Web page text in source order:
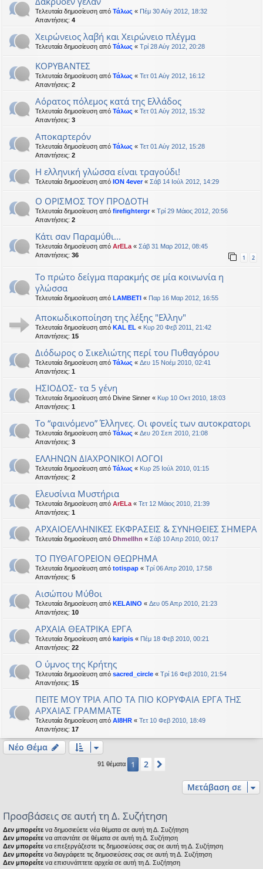
Τελευταία δημοσίευση από Τάλως « Πέμ 30 Αύγ 2012, 18:32
Απαντήσεις: 4
Χειρώνειος λαβή και Χειρώνειο πλέγμα
Τελευταία δημοσίευση από Τάλως « Τρί 28 Αύγ 2012, 20:28
ΚΟΡΥΒΑΝΤΕΣ
Τελευταία δημοσίευση από Τάλως « Τετ 01 Αύγ 2012, 16:12
Απαντήσεις: 2
Αόρατος πόλεμος κατά της Ελλάδος
Τελευταία δημοσίευση από Τάλως « Τετ 01 Αύγ 2012, 15:32
Απαντήσεις: 3
Αποκαρτερόν
Τελευταία δημοσίευση από Τάλως « Τετ 01 Αύγ 2012, 15:28
Απαντήσεις: 2
Η ελληνική γλώσσα είναι τραγούδι!
Τελευταία δημοσίευση από ION 4ever« Σάβ 14 Ιούλ 2012, 14:29
Ο ΟΡΙΣΜΟΣ ΤΟΥ ΠΡΟΔΟΤΗ
Τελευταία δημοσίευση από firefightergr« Τρί 29 Μάιος 2012, 20:56
Απαντήσεις: 2
Κάτι σαν Παραμύθι...
Τελευταία δημοσίευση από ArELa « Σάβ 31 Μαρ 2012, 08:45
Απαντήσεις: 36 1 2
Το πρώτο δείγμα παρακμής σε μία κοινωνία η
γλώσσα
Τελευταία δημοσίευση από LAMBETI « Παρ 16 Μαρ 2012, 16:55
Αποκωδικοποίηση της λέξης "Ελλην"
Τελευταία δημοσίευση από KAL EL « Κυρ 20 Φεβ 2011, 21:42
Απαντήσεις: 15
Διόδωρος ο Σικελιώτης περί του Πυθαγόρου
Τελευταία δημοσίευση από Τάλως « Δευ 15 Νοέμ 2010, 02:41
Απαντήσεις: 1
ΗΣΙΟΔΟΣ- τα 5 γένη
Τελευταία δημοσίευση από Divine Sinner « Κυρ 10 Οκτ 2010, 18:03
Απαντήσεις: 1
Το “φαινόμενο” Έλληνες. Οι φονείς των αυτοκρατορι
Τελευταία δημοσίευση από Τάλως « Δευ 20 Σεπ 2010, 21:08
Απαντήσεις: 3
ΕΛΛΗΝΩΝ ΔΙΑΧΡΟΝΙΚΟΙ ΛΟΓΟΙ
Τελευταία δημοσίευση από Τάλως « Κυρ 25 Ιούλ 2010, 01:15
Απαντήσεις: 2
Ελευσίνια Μυστήρια
Τελευταία δημοσίευση από ArELa « Τετ 12 Μάιος 2010, 21:39
Απαντήσεις: 1
ΑΡΧΑΙΟΕΛΛΗΝΙΚΕΣ ΕΚΦΡΑΣΕΙΣ & ΣΥΝΗΘΕΙΕΣ ΣΗΜΕΡΑ
Τελευταία δημοσίευση από Dhmellhn « Σάβ 10 Απρ 2010, 00:17
ΤΟ ΠΥΘΑΓΟΡΕΙΟΝ ΘΕΩΡΗΜΑ
Τελευταία δημοσίευση από totispap « Τρί 06 Απρ 2010, 17:58
Απαντήσεις: 5
Αισώπου Μύθοι
Τελευταία δημοσίευση από KELAINO « Δευ 05 Απρ 2010, 21:23
Απαντήσεις: 10
ΑΡΧΑΙΑ ΘΕΑΤΡΙΚΑ ΕΡΓΑ
Τελευταία δημοσίευση από karipis « Πέμ 18 Φεβ 2010, 00:21
Απαντήσεις: 22
Ο ύμνος της Κρήτης
Τελευταία δημοσίευση από sacred_circle « Τρί 16 Φεβ 2010, 21:54
Απαντήσεις: 15
ΠΕΙΤΕ ΜΟΥ ΤΡΙΑ ΑΠΟ ΤΑ ΠΙΟ ΚΟΡΥΦΑΙΑ ΕΡΓΑ ΤΗΣ
ΑΡΧΑΙΑΣ ΓΡΑΜΜΑΤΕ
Τελευταία δημοσίευση από AI8HR « Τετ 10 Φεβ 2010, 18:49
Απαντήσεις: 17
Νέο Θέμα
91 θέματα 1 2
Μετάβαση σε
Προσβάσεις σε αυτή τη Δ. Συζήτηση
Δεν μπορείτε να δημοσιεύετε νέα θέματα σε αυτή τη Δ. Συζήτηση
Δεν μπορείτε να απαντάτε σε θέματα σε αυτή τη Δ. Συζήτηση
Δεν μπορείτε να επεξεργάζεστε τις δημοσιεύσεις σας σε αυτή τη Δ. Συζήτηση
Δεν μπορείτε να διαγράφετε τις δημοσιεύσεις σας σε αυτή τη Δ. Συζήτηση
Δεν μπορείτε να επισυνάπτετε αρχεία σε αυτή τη Δ. Συζήτηση